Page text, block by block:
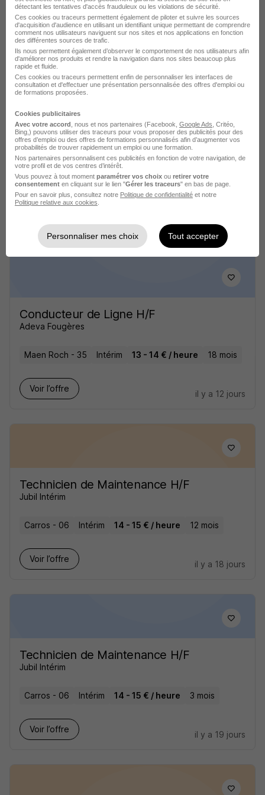
Travail de jour
+ 1
Voir l’offre
il y a 9 jours
Coordinateur d'Équipe de Nuit H/F
Artus Interim
Flers - 61 Intérim 2 500 - 3 300 € / mois 18 mois
il y a 10 jours
Conducteur de Ligne H/F
Adeva Fougères
Maen Roch - 35 Intérim 13 - 14 € / heure 18 mois
Voir l’offre
il y a 12 jours
Technicien de Maintenance H/F
Jubil Intérim
Carros - 06 Intérim 14 - 15 € / heure 12 mois
Voir l’offre
il y a 18 jours
Technicien de Maintenance H/F
Jubil Intérim
Carros - 06 Intérim 14 - 15 € / heure 3 mois
Voir l’offre
il y a 19 jours
détectant les tentatives d'accès frauduleux ou les violations de sécurité.
Ces cookies ou traceurs permettent également de piloter et suivre les sources
d'acquisition d'audience en utilisant un identifiant unique permettant de comprendre
comment nos utilisateurs naviguent sur nos sites et nos applications en fonction
des différentes sources de trafic.
Ils nous permettent également d’observer le comportement de nos utilisateurs afin
d'améliorer nos produits et rendre la navigation dans nos sites beaucoup plus
rapide et fluide.
Ces cookies ou traceurs permettent enfin de personnaliser les interfaces de
consultation et d'effectuer une présentation personnalisée des offres d'emploi ou
de formations proposées.
Cookies publicitaires
Avec votre accord , nous et nos partenaires (Facebook, Google Ads , Critéo,
Bing,) pouvons utiliser des traceurs pour vous proposer des publicités pour des
offres d’emploi ou des offres de formations personnalisés afin d’augmenter vos
probabilités de trouver rapidement un emploi ou une formation.
Nos partenaires personnalisent ces publicités en fonction de votre navigation, de
votre profil et de vos centres d’intérêt.
Vous pouvez à tout moment paramétrer vos choix ou retirer votre
consentement en cliquant sur le lien "Gérer les traceurs" en bas de page.
Pour en savoir plus, consultez notre Politique de confidentialité et notre
Politique relative aux cookies
Personnaliser mes choix Tout accepter